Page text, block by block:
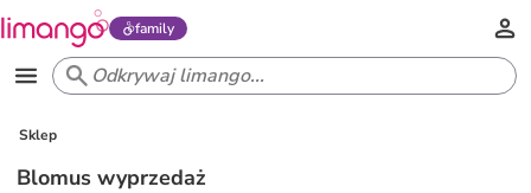
family
Sklep
Blomus wyprzedaż